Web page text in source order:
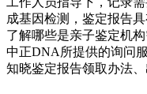
成基因检测，鉴定报告
了解哪些是亲子鉴定机
中正DNA所提供的询问
知晓鉴定报告领取办法